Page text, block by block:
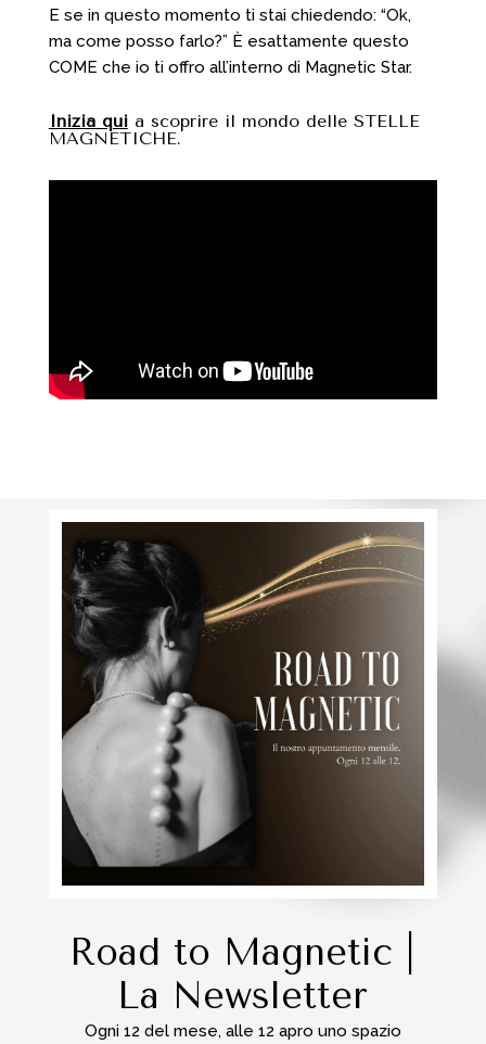
E se in questo momento ti stai chiedendo: “Ok,
ma come posso farlo?” È esattamente questo
COME che io ti offro all’interno di Magnetic Star.
Inizia quia scoprire il mondo delle STELLE
MAGNETICHE.
Road to Magnetic |
La Newsletter
Ogni 12 del mese, alle 12 apro uno spazio